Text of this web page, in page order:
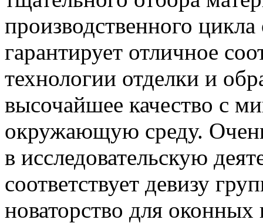
производственного
гарантирует отличное
технологии отделки и
высочайшее качество с
окружающую среду.
в исследовательскую
соответствует девизу
новаторство для